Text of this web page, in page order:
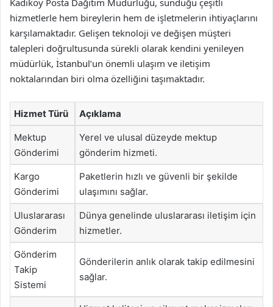
Kadıköy Posta Dağıtım Müdürlüğü, sunduğu çeşitli
hizmetlerle hem bireylerin hem de işletmelerin ihtiyaçlarını
karşılamaktadır. Gelişen teknoloji ve değişen müşteri
talepleri doğrultusunda sürekli olarak kendini yenileyen
müdürlük, İstanbul’un önemli ulaşım ve iletişim
noktalarından biri olma özelliğini taşımaktadır.
Hizmet Türü Açıklama
Mektup
Gönderimi
Yerel ve ulusal düzeyde mektup
gönderim hizmeti.
Kargo
Gönderimi
Paketlerin hızlı ve güvenli bir şekilde
ulaşımını sağlar.
Uluslararası
Gönderim
Dünya genelinde uluslararası iletişim için
hizmetler.
Gönderim
Takip
Sistemi
Gönderilerin anlık olarak takip edilmesini
sağlar.